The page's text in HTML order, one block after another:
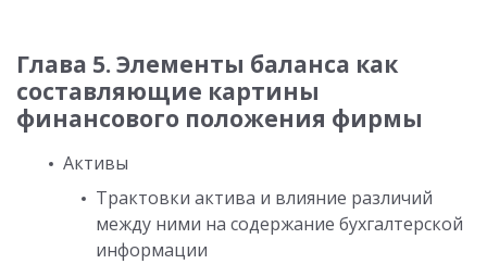
Глава 5. Элементы баланса как
составляющие картины
финансового положения фирмы
Активы
Трактовки актива и влияние различий
между ними на содержание бухгалтерской
информации